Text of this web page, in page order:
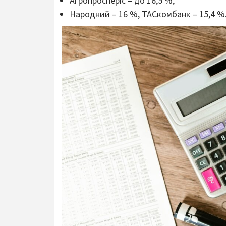
Народний – 16 %, ТАСкомбанк – 15,4